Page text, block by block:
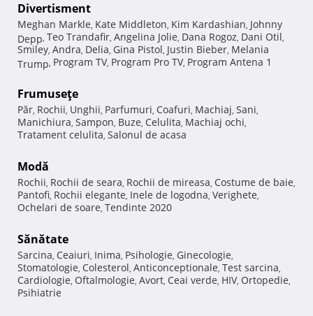
Divertisment
Meghan Markle, Kate Middleton, Kim Kardashian, Johnny
Depp, Teo Trandafir, Angelina Jolie, Dana Rogoz, Dani Otil,
Smiley, Andra, Delia, Gina Pistol, Justin Bieber, Melania
Trump, Program TV, Program Pro TV, Program Antena 1
Frumuseţe
Păr, Rochii, Unghii, Parfumuri, Coafuri, Machiaj, Sani,
Manichiura, Sampon, Buze, Celulita, Machiaj ochi,
Tratament celulita, Salonul de acasa
Modă
Rochii, Rochii de seara, Rochii de mireasa, Costume de baie,
Pantofi, Rochii elegante, Inele de logodna, Verighete,
Ochelari de soare, Tendinte 2020
Sănătate
Sarcina, Ceaiuri, Inima, Psihologie, Ginecologie,
Stomatologie, Colesterol, Anticonceptionale, Test sarcina,
Cardiologie, Oftalmologie, Avort, Ceai verde, HIV, Ortopedie,
Psihiatrie